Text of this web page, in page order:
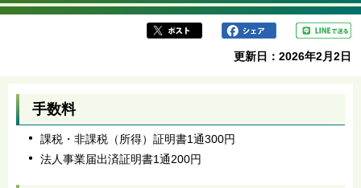
ら
更新日：2026年2月2日
手数料
課税・非課税（所得）証明書1通300円
法人事業届出済証明書1通200円